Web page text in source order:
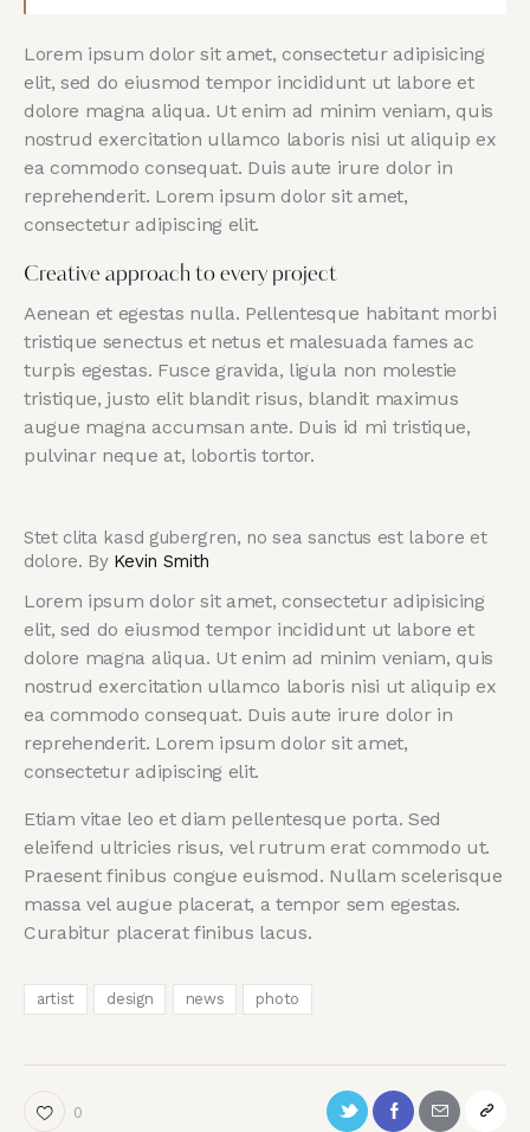
Lorem ipsum dolor sit amet, consectetur adipisicing
elit, sed do eiusmod tempor incididunt ut labore et
dolore magna aliqua. Ut enim ad minim veniam, quis
nostrud exercitation ullamco laboris nisi ut aliquip ex
ea commodo consequat. Duis aute irure dolor in
reprehenderit. Lorem ipsum dolor sit amet,
consectetur adipiscing elit.
Creative approach to every project
Aenean et egestas nulla. Pellentesque habitant morbi
tristique senectus et netus et malesuada fames ac
turpis egestas. Fusce gravida, ligula non molestie
tristique, justo elit blandit risus, blandit maximus
augue magna accumsan ante. Duis id mi tristique,
pulvinar neque at, lobortis tortor.
Stet clita kasd gubergren, no sea sanctus est labore et
dolore. By Kevin Smith
Lorem ipsum dolor sit amet, consectetur adipisicing
elit, sed do eiusmod tempor incididunt ut labore et
dolore magna aliqua. Ut enim ad minim veniam, quis
nostrud exercitation ullamco laboris nisi ut aliquip ex
ea commodo consequat. Duis aute irure dolor in
reprehenderit. Lorem ipsum dolor sit amet,
consectetur adipiscing elit.
Etiam vitae leo et diam pellentesque porta. Sed
eleifend ultricies risus, vel rutrum erat commodo ut.
Praesent finibus congue euismod. Nullam scelerisque
massa vel augue placerat, a tempor sem egestas.
Curabitur placerat finibus lacus.
artist design news photo
0